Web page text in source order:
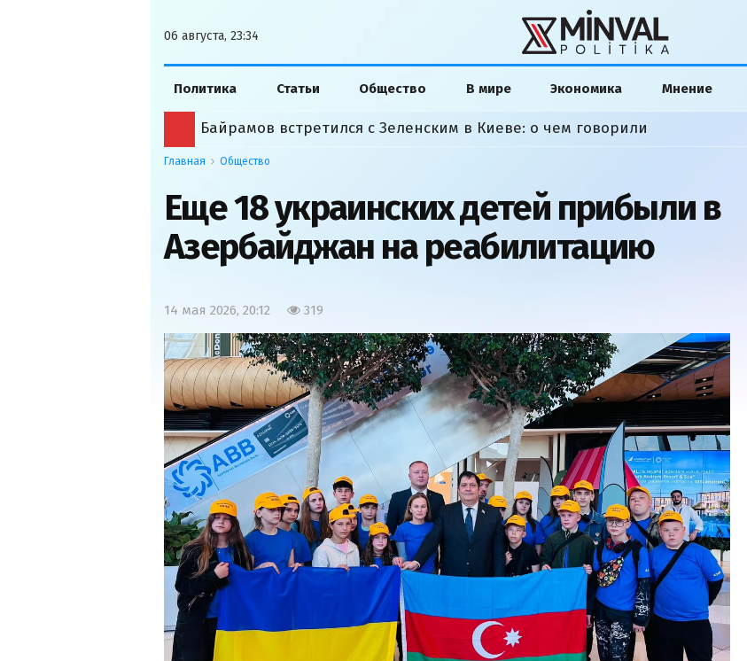
06 августа, 23:34
Политика Статьи Общество В мире Экономика Мнение
Байрамов встретился с Зеленским в Киеве: о чем говорили
Главная Общество
Еще 18 украинских детей прибыли в
Азербайджан на реабилитацию
14 мая 2026, 20:12 319